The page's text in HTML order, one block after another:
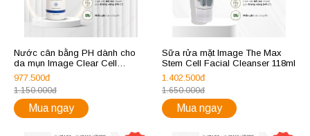
N­ước cân bằng PH dành cho
da mụn Image Clear Cell
Clarifying Salicylic Tonic 118ml
977.500đ
1.150.000đ
Mua ngay
Sữa rửa mặt Image The Max
Stem Cell Facial Cleanser 118ml
1.402.500đ
1.650.000đ
Mua ngay